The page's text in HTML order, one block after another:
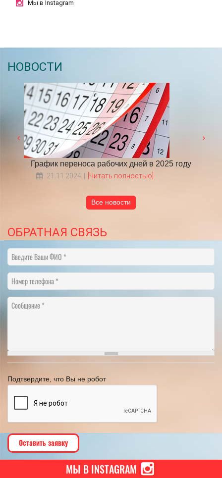
Мы в Instagram
НОВОСТИ
С 1 апреля в Санкт-Петербурге введен
курортный сбор!
Все новости
ОБРАТНАЯ СВЯЗЬ
Введите Ваши ФИО
Номер телефона
Сообщение
Подтвердите, что Вы не робот
МЫ В INSTAGRAM